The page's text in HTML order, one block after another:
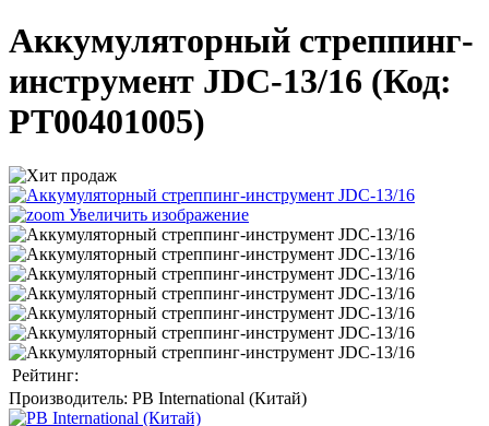
Аккумуляторный стреппинг-
инструмент JDC-13/16 (Код:
PT00401005)
Увеличить изображение
Рейтинг:
Производитель: PB International (Китай)